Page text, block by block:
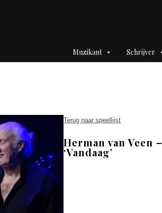
Muzikant Schrijver
Terug naar speellijst
Herman van Veen –
‘Vandaag’